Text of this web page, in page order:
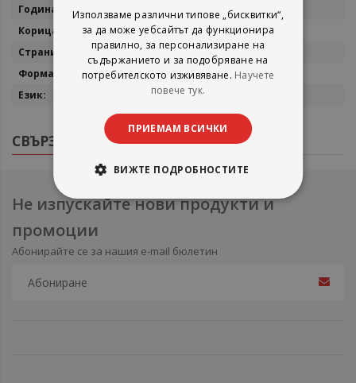
Меки корици
224
20/13
СВЪРЗАНИ ПРОДУКТИ
Не изпускайте нови продукти и
промоции
Абонирайте се за нашия e-mail бюлетин
Използваме различни типове „бисквитки“,
за да може уебсайтът да функционира
правилно, за персонализиране на
съдържанието и за подобряване на
потребителското изживяване. Научете
повече тук.
ПРИЕМАМ ВСИЧКИ
ВИЖТЕ ПОДРОБНОСТИТЕ